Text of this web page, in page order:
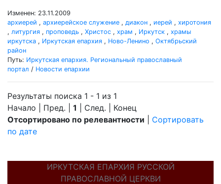
Изменен: 23.11.2009
архиерей , архиерейское служение , диакон , иерей , хиротония
, литургия , проповедь , Христос , храм , Иркутск , храмы
иркутска , Иркутская епархия , Ново-Ленино , Октябрьский
район
Путь: Иркутская епархия. Региональный православный
портал / Новости епархии
Результаты поиска 1 - 1 из 1
Начало | Пред. | 1 | След. | Конец
Отсортировано по релевантности
Сортировать
по дате
ИРКУТСКАЯ ЕПАРХИЯ РУССКОЙ
ПРАВОСЛАВНОЙ ЦЕРКВИ